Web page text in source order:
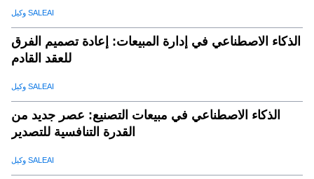
وكيل SALEAI
الذكاء الاصطناعي في إدارة المبيعات: إعادة تصميم الفرق
للعقد القادم
وكيل SALEAI
الذكاء الاصطناعي في مبيعات التصنيع: عصر جديد من
القدرة التنافسية للتصدير
وكيل SALEAI